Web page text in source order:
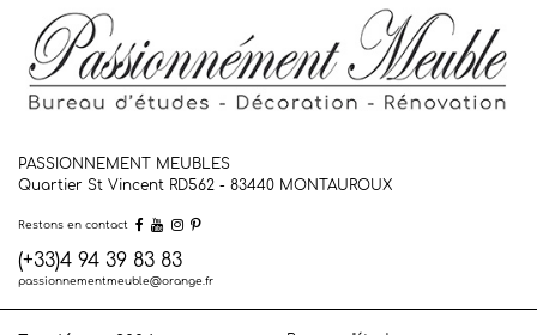
PASSIONNEMENT MEUBLES
Quartier St Vincent RD562 - 83440 MONTAUROUX
Restons en contact
(+33)4 94 39 83 83
passionnementmeuble@orange.fr